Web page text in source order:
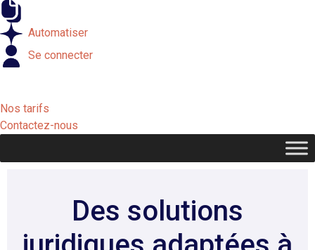
Automatiser
Se connecter
Nos tarifs
Contactez-nous
Des solutions